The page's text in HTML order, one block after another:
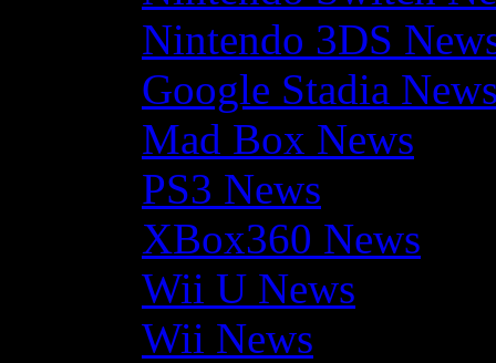
Nintendo 3DS
Google Stadia
Mad Box News
PS3 News
XBox360 News
Wii U News
Wii News